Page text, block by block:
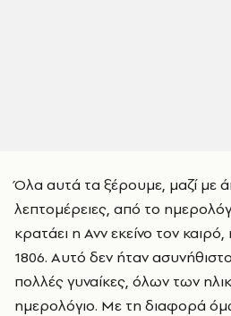
Όλα αυτά τα ξέρουμε, μαζί με
λεπτομέρειες, από το
κρατάει η Ανν εκείνο τον
1806. Αυτό δεν ήταν
πολλές γυναίκες, όλων των
ημερολόγιο. Με τη διαφορά